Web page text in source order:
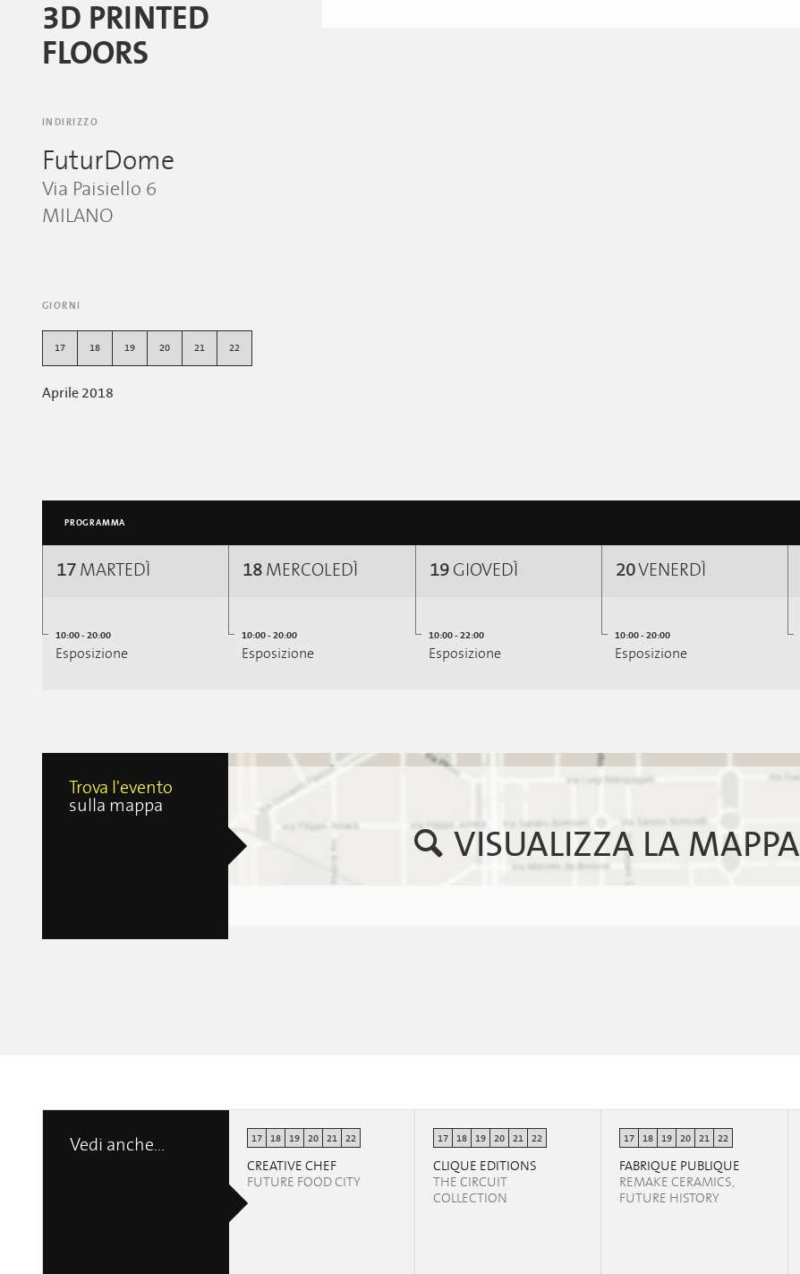
3D PRINTED
FLOORS
INDIRIZZO
FuturDome
Via Paisiello 6
MILANO
GIORNI
17 18 19 20 21 22
Aprile 2018
PROGRAMMA
17 MARTEDÌ
10:00 - 20:00
Esposizione
18 MERCOLEDÌ
10:00 - 20:00
Esposizione
19GIOVEDÌ
10:00 - 22:00
Esposizione
20VENERDÌ
10:00 - 20:00
Esposizione
Trova l'evento
sulla mappa
VISUALIZZA LA MAPPA
Vedi anche... 17 18 19 20 21 22
CREATIVE CHEF
FUTURE FOOD CITY
17 18 19 20 21 22
CLIQUE EDITIONS
THE CIRCUIT
COLLECTION
17 18 19 20 21 22
FABRIQUE PUBLIQUE
REMAKE CERAMICS,
FUTURE HISTORY